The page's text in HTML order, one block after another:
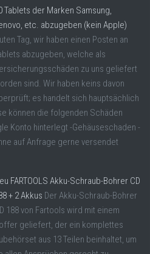
Tablets der Marken Samsung,
etc. abzugeben (kein Apple)
Tag, wir haben einen Posten an
abzugeben, welche als
zu uns geliefert
sind. Wir haben keins davon
es handelt sich hauptsächlich
können die folgenden Schäden
Konto hinterlegt -Gehäuseschaden -
auf Anfrage gerne versendet
FARTOOLS Akku-Schraub-Bohrer CD
+ 2 Akkus Der Akku-Schraub-Bohrer
188 von Fartools wird mit einem
geliefert, der ein komplettes
aus 13 Teilen beinhaltet, um